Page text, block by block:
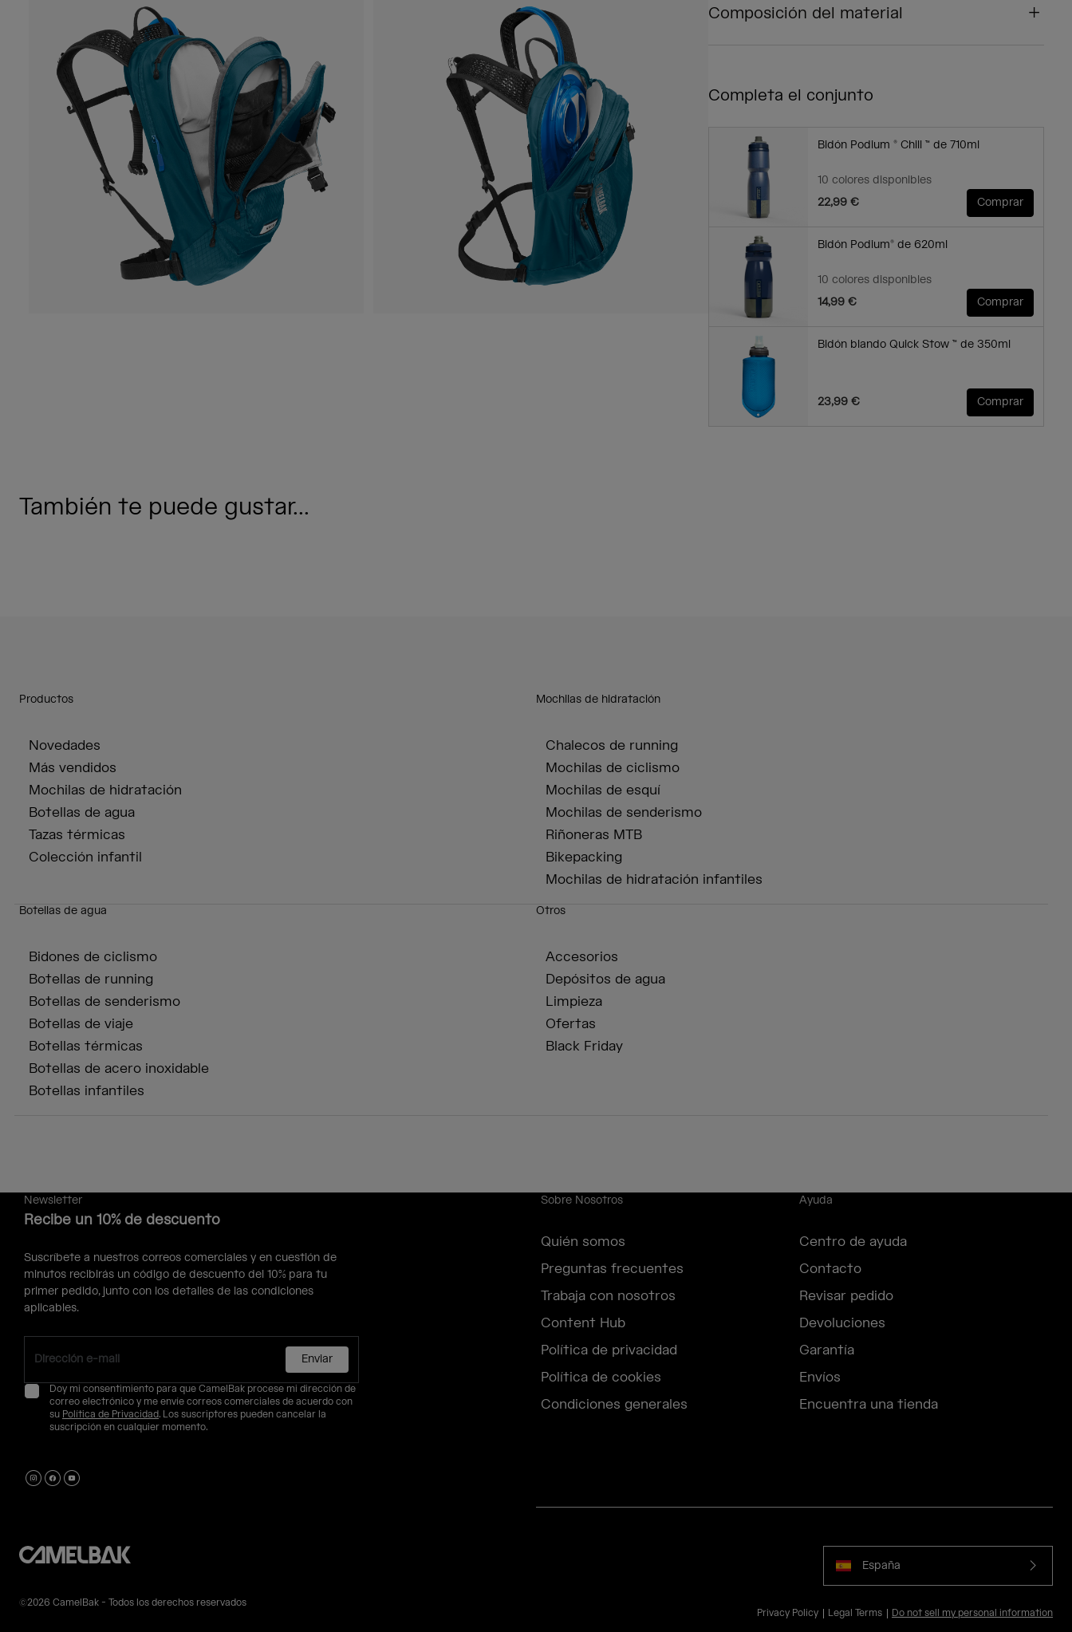
Composición del material
Completa el conjunto
Bidón Podium ® Chill ™ de 710ml
10 colores disponibles
22,99 €
Comprar
Bidón Podium® de 620ml
10 colores disponibles
14,99 €
Comprar
Bidón blando Quick Stow ™ de 350ml
23,99 € Comprar
También te puede gustar...
Productos
Novedades
Más vendidos
Mochilas de hidratación
Botellas de agua
Tazas térmicas
Colección infantil
Mochilas de hidratación
Chalecos de running
Mochilas de ciclismo
Mochilas de esquí
Mochilas de senderismo
Riñoneras MTB
Bikepacking
Mochilas de hidratación infantiles
Botellas de agua
Bidones de ciclismo
Botellas de running
Botellas de senderismo
Botellas de viaje
Botellas térmicas
Botellas de acero inoxidable
Botellas infantiles
Otros
Accesorios
Depósitos de agua
Limpieza
Ofertas
Black Friday
Newsletter
Recibe un 10% de descuento
Suscríbete a nuestros correos comerciales y en cuestión de
minutos recibirás un código de descuento del 10% para tu
primer pedido, junto con los detalles de las condiciones
aplicables.
Enviar
Doy mi consentimiento para que CamelBak procese mi dirección de
correo electrónico y me envíe correos comerciales de acuerdo con
su Política de Privacidad. Los suscriptores pueden cancelar la
suscripción en cualquier momento.
Sobre Nosotros
Quién somos
Preguntas frecuentes
Trabaja con nosotros
Content Hub
Política de privacidad
Política de cookies
Condiciones generales
Ayuda
Centro de ayuda
Contacto
Revisar pedido
Devoluciones
Garantía
Envíos
Encuentra una tienda
España
Privacy Policy Legal Terms Do not sell my personal information
©2026 CamelBak - Todos los derechos reservados